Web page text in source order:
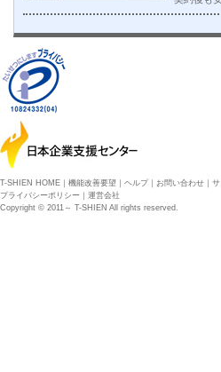
T-SHIEN HOME 機能改善要望 ヘルプ｜ お問い合わせ
プライバシーポリシー
運営会社
Copyright © 2011～ T-SHIEN All rights reserved.